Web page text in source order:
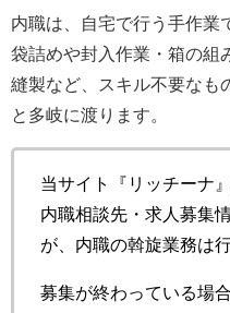
内職は、自宅で行う手作業
袋詰めや封入作業・箱の組
縫製など、スキル不要なも
と多岐に渡ります。
当サイト『リッチーナ
内職相談先・求人募集
が、内職の斡旋業務は
募集が終わっている場